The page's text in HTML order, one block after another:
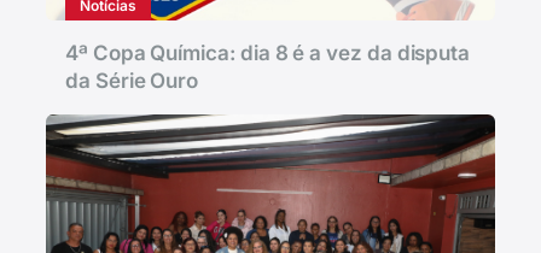
Notícias
4ª Copa Química: dia 8 é a vez da disputa
da Série Ouro